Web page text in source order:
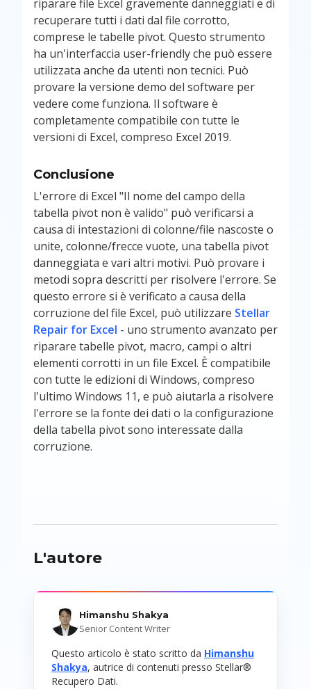
riparare file Excel gravemente danneggiati e di
recuperare tutti i dati dal file corrotto,
comprese le tabelle pivot. Questo strumento
ha un'interfaccia user-friendly che può essere
utilizzata anche da utenti non tecnici. Può
provare la versione demo del software per
vedere come funziona. Il software è
completamente compatibile con tutte le
versioni di Excel, compreso Excel 2019.
Conclusione
L'errore di Excel "Il nome del campo della
tabella pivot non è valido" può verificarsi a
causa di intestazioni di colonne/file nascoste o
unite, colonne/frecce vuote, una tabella pivot
danneggiata e vari altri motivi. Può provare i
metodi sopra descritti per risolvere l'errore. Se
questo errore si è verificato a causa della
corruzione del file Excel, può utilizzare Stellar
Repair for Excel - uno strumento avanzato per
riparare tabelle pivot, macro, campi o altri
elementi corrotti in un file Excel. È compatibile
con tutte le edizioni di Windows, compreso
l'ultimo Windows 11, e può aiutarla a risolvere
l'errore se la fonte dei dati o la configurazione
della tabella pivot sono interessate dalla
corruzione.
L'autore
Himanshu Shakya
Senior Content Writer
Questo articolo è stato scritto da Himanshu
Shakya, autrice di contenuti presso Stellar®
Recupero Dati.